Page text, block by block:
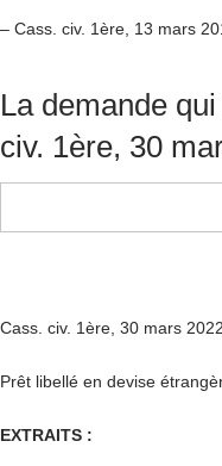
– Cass. civ. 1ère , 13 mars
La demande
civ. 1ère, 30
Cass. civ. 1ère, 30 mars
Prêt libellé en devise
EXTRAITS :